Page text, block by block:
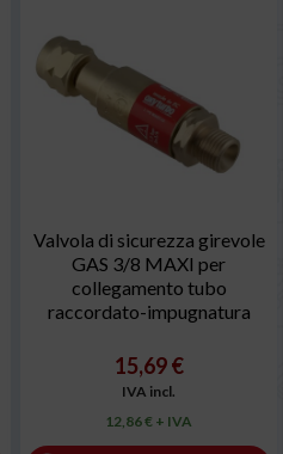
Valvola di sicurezza girevole
GAS 3/8 MAXI per
collegamento tubo
raccordato-impugnatura
15,69 €
IVA incl.
12,86 € + IVA